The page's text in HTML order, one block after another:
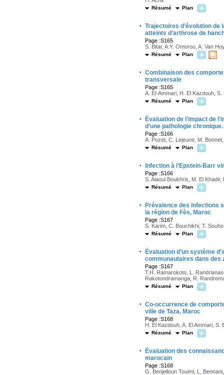
Résumé Plan
· Trajectoires d’évolution
atteints d’arthrose de
Page :S165
S. Bitar, A.Y. Omorou, A. Van
Résumé Plan
· Combinaison des
transversale
Page :S165
A. El-Ammari, H. El Kazdouh, S.
Résumé Plan
·
Évaluation de l’impact de
d’une pathologie
Page :S166
A. Pozet, C. Lejeune, M.
Résumé Plan
· Infection à l’Epstein-Barr
Page :S166
S. Alaoui Boukhris, M. El
Résumé Plan
·
Prévalence des infections
la région de Fès, Maroc
Page :S167
S. Karim, C. Bouchikhi, T.
Résumé Plan
·
Évaluation d’un système
communautaires dans des
Page :S167
T.H. Ramarokoto, L.
Rakotondramanga, R.
Résumé Plan
· Co-occurrence de
ville de Taza, Maroc
Page :S168
H. El Kazdouh, A. El Ammari, S.
Résumé Plan
·
Évaluation des
marocain
Page :S168
G. Benjelloun Touimi, L.